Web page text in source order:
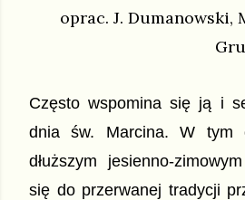
oprac. J. Dumanowski,
Często wspomina się ją i
dnia św. Marcina. W tym
dłuższym jesienno-
się do przerwanej tradycji